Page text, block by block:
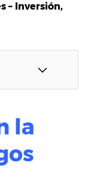
– Inversión,
la